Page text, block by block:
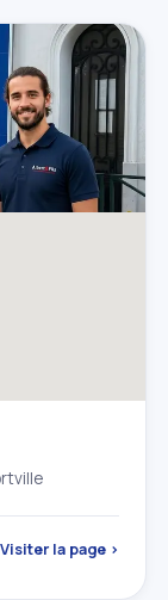
Visiter la page ›